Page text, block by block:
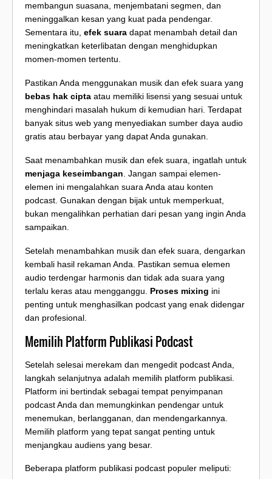
membangun suasana, menjembatani segmen, dan
meninggalkan kesan yang kuat pada pendengar.
Sementara itu, efek suara dapat menambah detail dan
meningkatkan keterlibatan dengan menghidupkan
momen-momen tertentu.
Pastikan Anda menggunakan musik dan efek suara yang
bebas hak cipta atau memiliki lisensi yang sesuai untuk
menghindari masalah hukum di kemudian hari. Terdapat
banyak situs web yang menyediakan sumber daya audio
gratis atau berbayar yang dapat Anda gunakan.
Saat menambahkan musik dan efek suara, ingatlah untuk
menjaga keseimbangan . Jangan sampai elemen-
elemen ini mengalahkan suara Anda atau konten
podcast. Gunakan dengan bijak untuk memperkuat,
bukan mengalihkan perhatian dari pesan yang ingin Anda
sampaikan.
Setelah menambahkan musik dan efek suara, dengarkan
kembali hasil rekaman Anda. Pastikan semua elemen
audio terdengar harmonis dan tidak ada suara yang
terlalu keras atau mengganggu. Proses mixing ini
penting untuk menghasilkan podcast yang enak didengar
dan profesional.
Memilih Platform Publikasi Podcast
Setelah selesai merekam dan mengedit podcast Anda,
langkah selanjutnya adalah memilih platform publikasi.
Platform ini bertindak sebagai tempat penyimpanan
podcast Anda dan memungkinkan pendengar untuk
menemukan, berlangganan, dan mendengarkannya.
Memilih platform yang tepat sangat penting untuk
menjangkau audiens yang besar.
Beberapa platform publikasi podcast populer meliputi: